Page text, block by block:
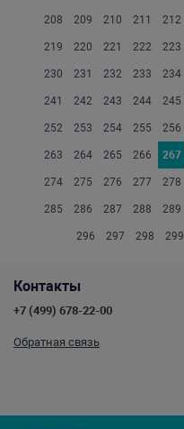
208 209 210 211 212
219 220 221 222 223
230 231 232 233 234
241 242 243 244 245
252 253 254 255 256
263 264 265 266 267
274 275 276 277 278
285 286 287 288 289
296 297 298 299
Контакты
+7 (499) 678-22-00
Обратная связь